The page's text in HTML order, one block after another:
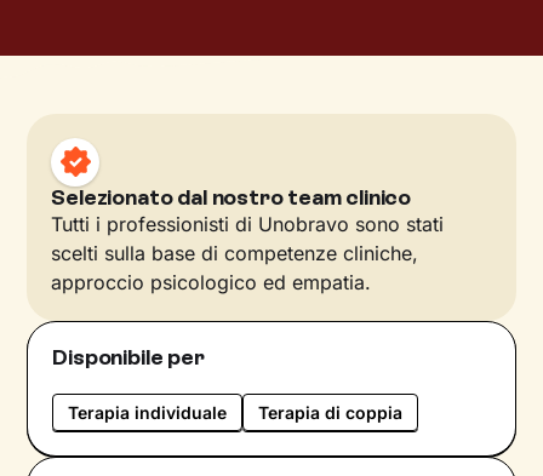
Selezionato dal nostro team clinico
Tutti i professionisti di Unobravo sono stati
scelti sulla base di competenze cliniche,
approccio psicologico ed empatia.
Disponibile per
Terapia individuale Terapia di coppia